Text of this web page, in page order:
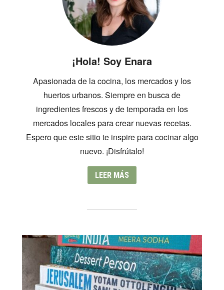
¡Hola! Soy Enara
Apasionada de la cocina, los mercados y los
huertos urbanos. Siempre en busca de
ingredientes frescos y de temporada en los
mercados locales para crear nuevas recetas.
Espero que este sitio te inspire para cocinar algo
nuevo. ¡Disfrútalo!
LEER MÁS